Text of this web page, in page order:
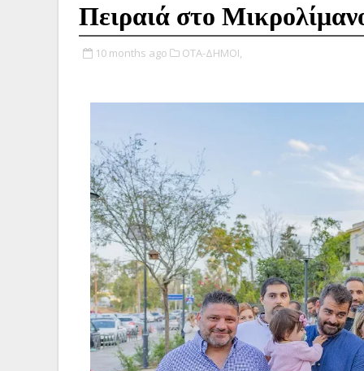
Πειραιά στο
10 months ago ΟΤΑ-ΔΗΜΟΙ,